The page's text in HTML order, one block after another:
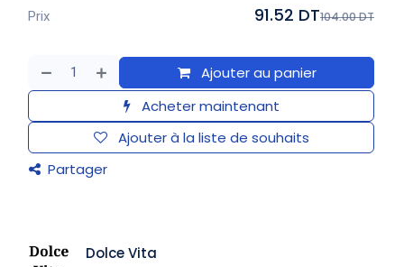
Ajouter au panier
Acheter maintenant
Ajouter à la liste de souhaits
Partager
Prix 91.52 DT104.00 DT
Dolce Vita